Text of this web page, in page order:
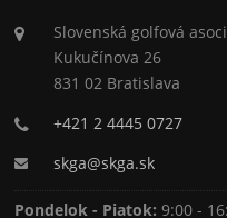
Slovenská golfová
Kukučínova 26
831 02 Bratislava
+421 2 4445 0727
skga@skga.sk
Pondelok - Piatok: 9:00 -